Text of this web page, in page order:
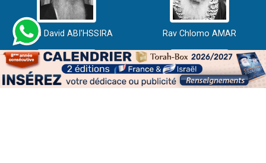
Rabbi David ABI'HSSIRA Rav Chlomo AMAR